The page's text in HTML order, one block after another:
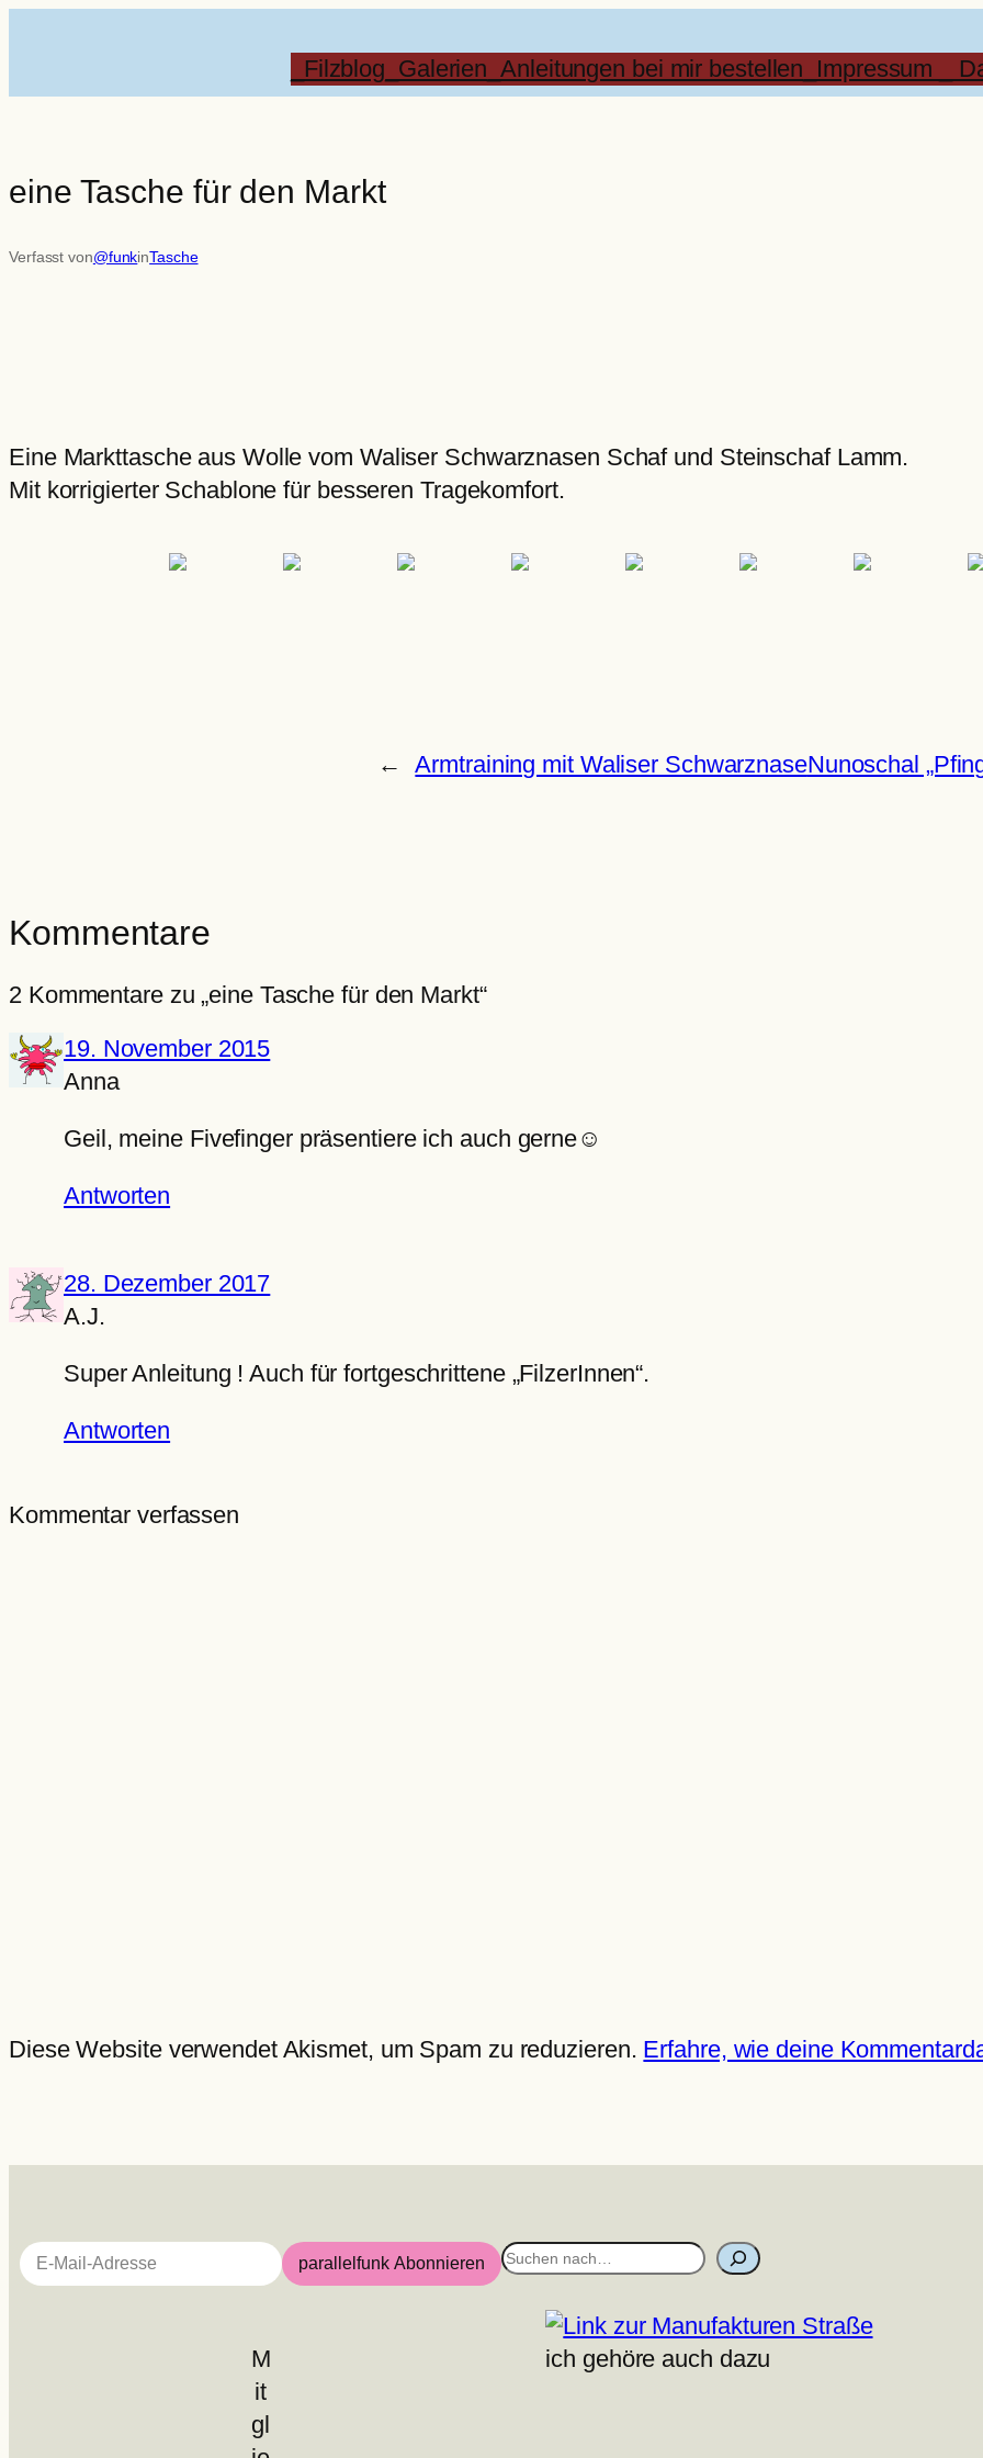
springen
_Filzblog _Galerien _Anleitungen bei mir bestellen _Impressum _
eine Tasche für den Markt
Verfasst von@funkinTasche
Eine Markttasche aus Wolle vom Waliser Schwarznasen Schaf und Steinschaf Lamm.
Mit korrigierter Schablone für besseren Tragekomfort.
← Armtraining mit Waliser SchwarznaseNunoschal
Kommentare
2 Kommentare zu „eine Tasche für den Markt“
19. November 2015
Anna
Geil, meine Fivefinger präsentiere ich auch gerne☺
Antworten
28. Dezember 2017
A.J.
Super Anleitung ! Auch für fortgeschrittene „FilzerInnen“.
Antworten
Kommentar verfassen
Diese Website verwendet Akismet, um Spam zu reduzieren. Erfahre, wie deine
E-Mail-Adresse
parallelfunk Abonnieren
S
M
it
gl
ich gehöre auch dazu